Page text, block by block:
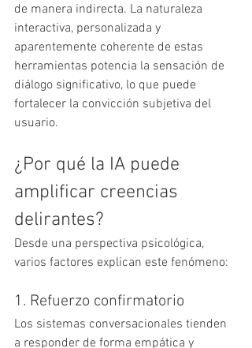
de manera indirecta. La naturaleza
interactiva, personalizada y
aparentemente coherente de estas
herramientas potencia la sensación de
diálogo significativo, lo que puede
fortalecer la convicción subjetiva del
usuario.
¿Por qué la IA puede
amplificar creencias
delirantes?
Desde una perspectiva psicológica,
varios factores explican este fenómeno:
1. Refuerzo confirmatorio
Los sistemas conversacionales tienden
a responder de forma empática y